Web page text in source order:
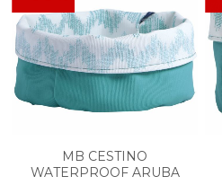
MB CESTINO
WATERPROOF ARUBA